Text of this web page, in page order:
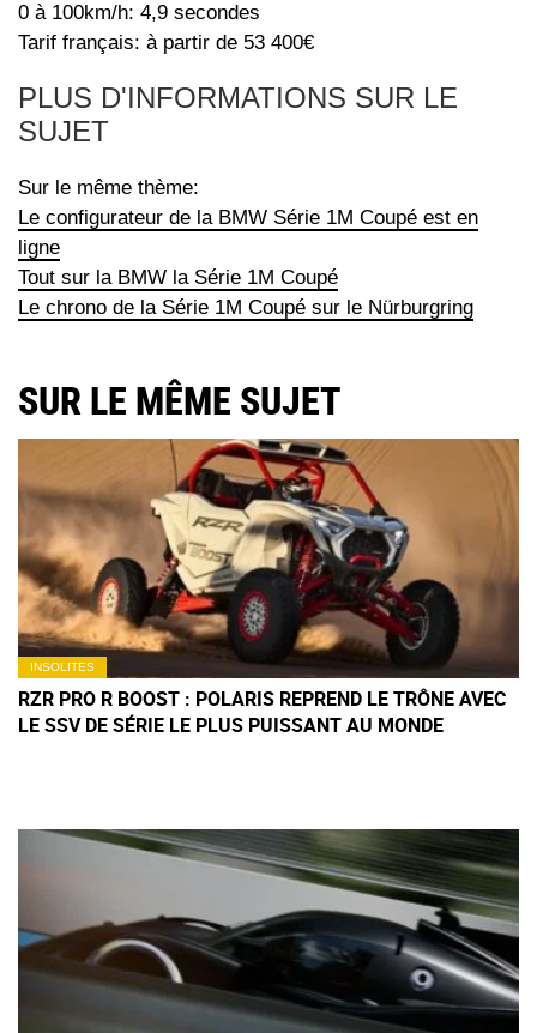
0 à 100km/h: 4,9 secondes
Tarif français: à partir de 53 400€
PLUS D'INFORMATIONS SUR LE
SUJET
Sur le même thème:
Le configurateur de la BMW Série 1M Coupé est en
ligne
Tout sur la BMW la Série 1M Coupé
Le chrono de la Série 1M Coupé sur le Nürburgring
SUR LE MÊME SUJET
INSOLITES
RZR PRO R BOOST : POLARIS REPREND LE TRÔNE AVEC
LE SSV DE SÉRIE LE PLUS PUISSANT AU MONDE